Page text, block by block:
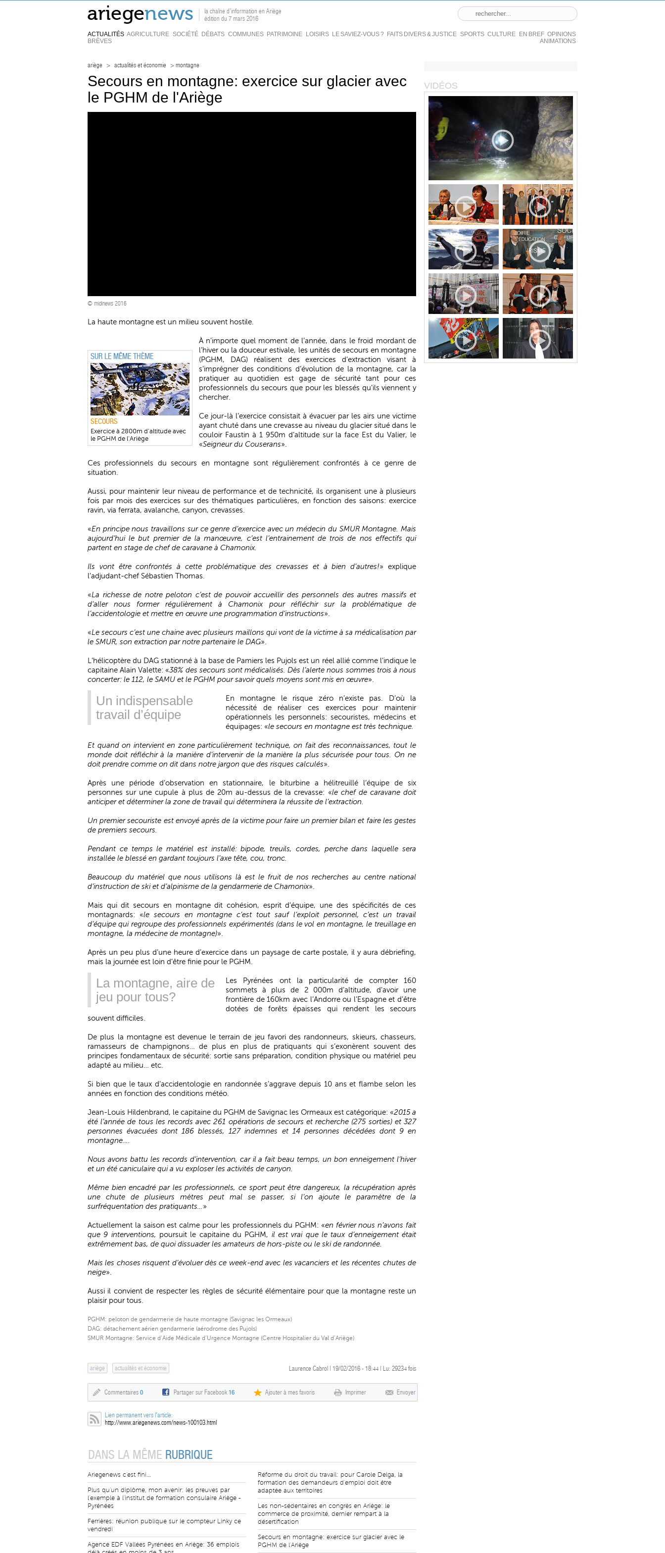
la chaîne d'information en Ariège
édition du 7 mars 2016
ACTUALITÉS AGRICULTURE SOCIÉTÉ DÉBATS COMMUNES PATRIMOINE LOISIRS LE SAVIEZ-VOUS ? FAITS DIVERS & JUSTICE SPORTS CULTURE EN BREF OPINIONS
BRÈVES
ANIMATIONS
ariège > actualités et économie > montagne
Secours en montagne: exercice sur glacier avec
le PGHM de l'Ariège
© midinews 2016
SUR LE MÊME THÈME
SECOURS
Exercice à 2800m d'altitude avec
le PGHM de l'Ariège
La haute montagne est un milieu souvent hostile.
À n’importe quel moment de l’année, dans le froid mordant de
l’hiver ou la douceur estivale, les unités de secours en montagne
(PGHM, DAG) réalisent des exercices d’extraction visant à
s’imprégner des conditions d’évolution de la montagne, car la
pratiquer au quotidien est gage de sécurité tant pour ces
professionnels du secours que pour les blessés qu’ils viennent y
chercher.
Ce jour-là l’exercice consistait à évacuer par les airs une victime
ayant chuté dans une crevasse au niveau du glacier situé dans le
couloir Faustin à 1 950m d’altitude sur la face Est du Valier, le
«Seigneur du Couserans».
Ces professionnels du secours en montagne sont régulièrement confrontés à ce genre de
situation.
Aussi, pour maintenir leur niveau de performance et de technicité, ils organisent une à plusieurs
fois par mois des exercices sur des thématiques particulières, en fonction des saisons: exercice
ravin, via ferrata, avalanche, canyon, crevasses.
«En principe nous travaillons sur ce genre d’exercice avec un médecin du SMUR Montagne. Mais
aujourd’hui le but premier de la manœuvre, c’est l’entrainement de trois de nos effectifs qui
partent en stage de chef de caravane à Chamonix.
Ils vont être confrontés à cette problématique des crevasses et à bien d’autres!» explique
l’adjudant-chef Sébastien Thomas.
«La richesse de notre peloton c’est de pouvoir accueillir des personnels des autres massifs et
d’aller nous former régulièrement à Chamonix pour réfléchir sur la problématique de
l’accidentologie et mettre en œuvre une programmation d’instructions».
«Le secours c’est une chaine avec plusieurs maillons qui vont de la victime à sa médicalisation par
le SMUR, son extraction par notre partenaire le DAG».
L’hélicoptère du DAG stationné à la base de Pamiers les Pujols est un réel allié comme l’indique le
capitaine Alain Valette: «38% des secours sont médicalisés. Dès l’alerte nous sommes trois à nous
concerter: le 112, le SAMU et le PGHM pour savoir quels moyens sont mis en œuvre».
Un indispensable
travail d’équipe
En montagne le risque zéro n’existe pas. D’où la
nécessité de réaliser ces exercices pour maintenir
opérationnels les personnels: secouristes, médecins et
équipages: «le secours en montagne est très technique.
Et quand on intervient en zone particulièrement technique, on fait des reconnaissances, tout le
monde doit réfléchir à la manière d’intervenir de la manière la plus sécurisée pour tous. On ne
doit prendre comme on dit dans notre jargon que des risques calculés».
Après une période d’observation en stationnaire, le biturbine a hélitreuillé l’équipe de six
personnes sur une cupule à plus de 20m au-dessus de la crevasse: «le chef de caravane doit
anticiper et déterminer la zone de travail qui déterminera la réussite de l’extraction.
Un premier secouriste est envoyé après de la victime pour faire un premier bilan et faire les gestes
de premiers secours.
Pendant ce temps le matériel est installé: bipode, treuils, cordes, perche dans laquelle sera
installée le blessé en gardant toujours l’axe tête, cou, tronc.
Beaucoup du matériel que nous utilisons là est le fruit de nos recherches au centre national
d’instruction de ski et d’alpinisme de la gendarmerie de Chamonix».
Mais qui dit secours en montagne dit cohésion, esprit d’équipe, une des spécificités de ces
montagnards: «le secours en montagne c’est tout sauf l’exploit personnel, c’est un travail
d’équipe qui regroupe des professionnels expérimentés (dans le vol en montagne, le treuillage en
montagne, la médecine de montagne)».
Après un peu plus d’une heure d’exercice dans un paysage de carte postale, il y aura débriefing,
mais la journée est loin d’être finie pour le PGHM.
La montagne, aire de
jeu pour tous?
Les Pyrénées ont la particularité de compter 160
sommets à plus de 2 000m d’altitude, d’avoir une
frontière de 160km avec l’Andorre ou l’Espagne et d’être
dotées de forêts épaisses qui rendent les secours
souvent difficiles.
De plus la montagne est devenue le terrain de jeu favori des randonneurs, skieurs, chasseurs,
ramasseurs de champignons… de plus en plus de pratiquants qui s’exonèrent souvent des
principes fondamentaux de sécurité: sortie sans préparation, condition physique ou matériel peu
adapté au milieu… etc.
Si bien que le taux d’accidentologie en randonnée s’aggrave depuis 10 ans et flambe selon les
années en fonction des conditions météo.
Jean-Louis Hildenbrand, le capitaine du PGHM de Savignac les Ormeaux est catégorique: «2015 a
été l’année de tous les records avec 261 opérations de secours et recherche (275 sorties) et 327
personnes évacuées dont 186 blessés, 127 indemnes et 14 personnes décédées dont 9 en
montagne….
Nous avons battu les records d’intervention, car il a fait beau temps, un bon enneigement l’hiver
et un été caniculaire qui a vu exploser les activités de canyon.
Même bien encadré par les professionnels, ce sport peut être dangereux, la récupération après
une chute de plusieurs mètres peut mal se passer, si l’on ajoute le paramètre de la
surfréquentation des pratiquants… »
Actuellement la saison est calme pour les professionnels du PGHM: «en février nous n’avons fait
que 9 interventions, poursuit le capitaine du PGHM, il est vrai que le taux d’enneigement était
extrêmement bas, de quoi dissuader les amateurs de hors-piste ou le ski de randonnée.
Mais les choses risquent d’évoluer dès ce week-end avec les vacanciers et les récentes chutes de
neige».
Aussi il convient de respecter les règles de sécurité élémentaire pour que la montagne reste un
plaisir pour tous.
PGHM: peloton de gendarmerie de haute montagne (Savignac les Ormeaux)
DAG: détachement aérien gendarmerie (aérodrome des Pujols)
SMUR Montagne: Service d’Aide Médicale d’Urgence Montagne (Centre Hospitalier du Val d’Ariège)
ariège actualités et économie Laurence Cabrol | 19/02/2016 - 18:44 | Lu: 29234 fois
Commentaires 0 Partager sur Facebook16 Ajouter à mes favoris Imprimer Envoyer
Lien permanent vers l'article:
http://www.ariegenews.com/news-100103.html
DANS LA MÊME RUBRIQUE
Ariegenews c'est fini...
Plus qu'un diplôme, mon avenir: les preuves par
l'exemple à l'institut de formation consulaire Ariège -
Pyrénées
Ferrières: réunion publique sur le compteur Linky ce
vendredi
Agence EDF Vallées Pyrénées en Ariège: 36 emplois
Réforme du droit du travail: pour Carole Delga, la
formation des demandeurs d'emploi doit être
adaptée aux territoires
Les non-sédentaires en congrès en Ariège: le
commerce de proximité, dernier rempart à la
désertification
Secours en montagne: exercice sur glacier avec le
PGHM de l'Ariège
VIDÉOS